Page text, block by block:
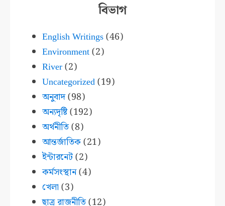
বিভাগ
English Writings(46)
Environment(2)
River(2)
Uncategorized(19)
অনুবাদ(98)
অন্যদৃষ্টি(192)
অর্থনীতি(8)
আন্তর্জাতিক(21)
ইন্টারনেট(2)
কর্মসংস্থান(4)
খেলা (3)
ছাত্র রাজনীতি(12)